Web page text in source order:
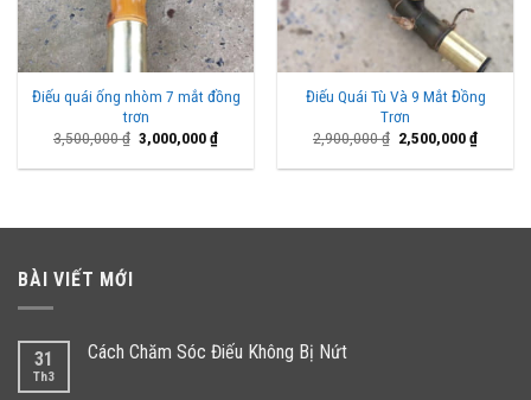
Điếu quái ống nhòm 7 mắt đồng
trơn
3,500,000₫ Giá
gốc
là:
3,000,000₫Giá
tại
Điếu Quái Tù Và 9 Mắt Đồng
Trơn
2,900,000₫ Giá
gốc
là:
2,500,000₫Giá
tại
BÀI VIẾT MỚI
31
Th3
Cách Chăm Sóc Điếu Không Bị Nứt